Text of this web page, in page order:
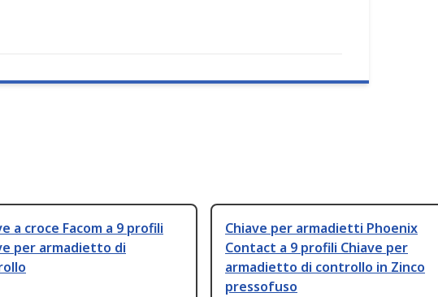
a croce Facom a 9 profili
per armadietto di
Chiave per armadietti Phoenix
Contact a 9 profili Chiave per
armadietto di controllo in Zinco
pressofuso